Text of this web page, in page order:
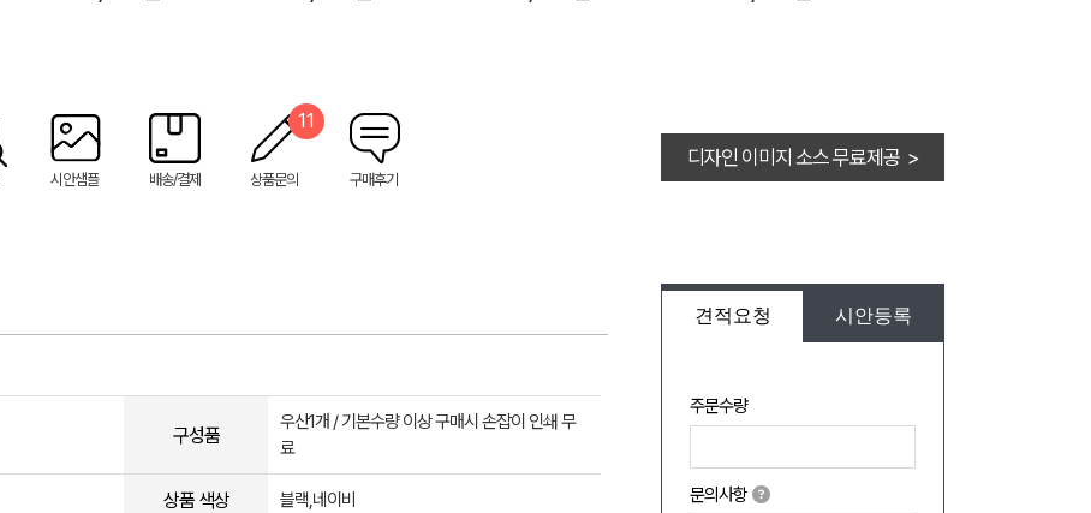
시안샘플 배송/결제 상품문의
11
구매후기
디자인 이미지 소스 무료제공 >
견적요청 시안등록
주문수량
문의사항
구성품
우산1개 / 기본수량 이상 구매시 손잡이 인쇄 무
료
상품 색상 블랙,네이비